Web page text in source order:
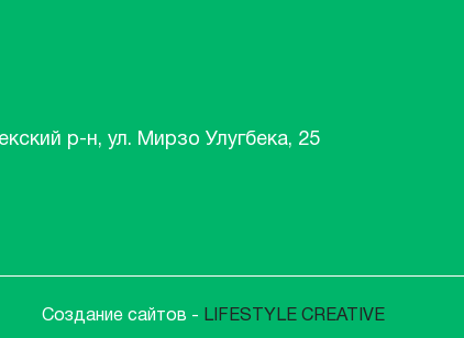
р-н, ул. Мирзо Улугбека, 25
Создание сайтов - LIFESTYLE CREATIVE